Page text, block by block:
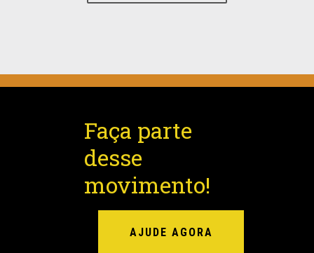
Faça parte
desse
movimento!
AJUDE AGORA